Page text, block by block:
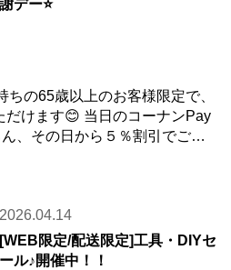
謝デー⭐
ちの65歳以上のお客様限定で、
日のコーナンPay
、その日から５％割引でご利
2026.04.14
[WEB限定/配送限定]工具・DIYセ
ール♪開催中！！